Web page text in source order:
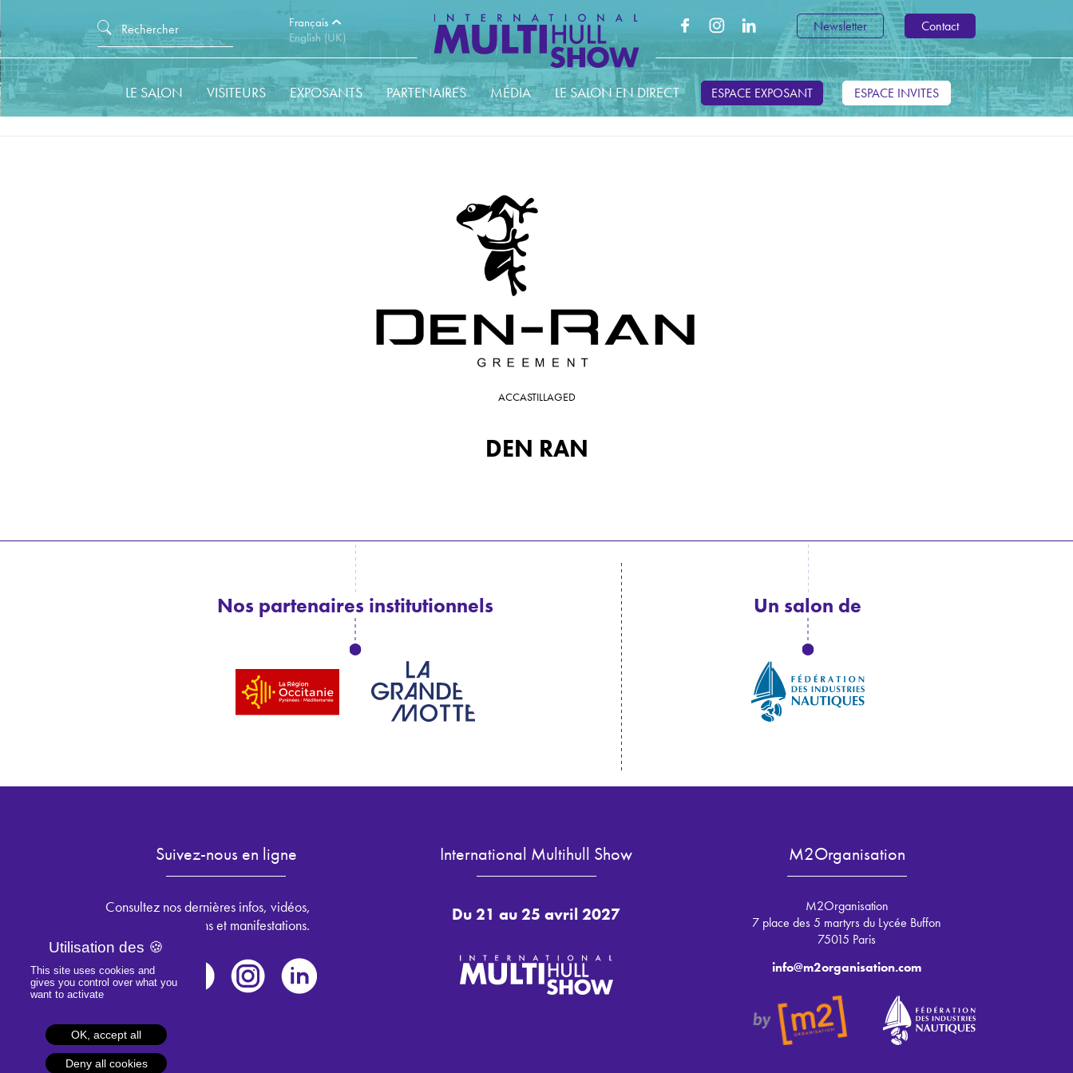
Français
English (UK)
Newsletter Contact
LE SALON VISITEURS EXPOSANTS PARTENAIRES MÉDIA LE SALON EN DIRECT ESPACE EXPOSANT ESPACE INVITES
DEN RAN
ACCASTILLAGED
Nos partenaires institutionnels Un salon de
Suivez-nous en ligne
Consultez nos dernières infos, vidéos,
les prochains salons et manifestations.
International Multihull Show
Du 21 au 25 avril 2027
M2Organisation
M2Organisation
7 place des 5 martyrs du Lycée Buffon
75015 Paris
info@m2organisation.com
This site uses cookies and
gives you control over what you
want to activate
OK, accept all
Deny all cookies